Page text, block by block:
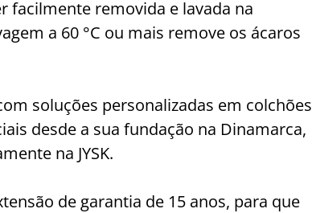
facilmente removida e lavada na
a 60 °C ou mais remove os ácaros
soluções personalizadas em colchões
desde a sua fundação na Dinamarca,
na JYSK.
de garantia de 15 anos, para que